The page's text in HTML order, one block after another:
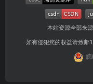
本站资源全部来
如有侵犯您的权益请致
皖